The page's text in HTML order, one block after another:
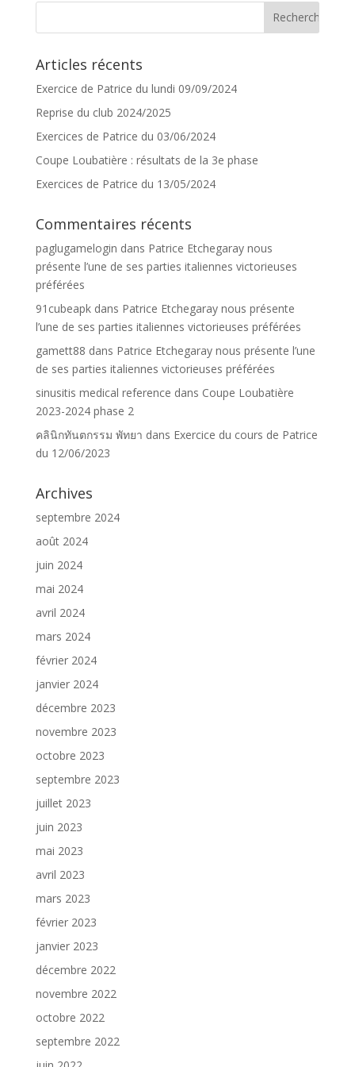
Articles récents
Exercice de Patrice du lundi 09/09/2024
Reprise du club 2024/2025
Exercices de Patrice du 03/06/2024
Coupe Loubatière : résultats de la 3e phase
Exercices de Patrice du 13/05/2024
Commentaires récents
paglugamelogin dans Patrice Etchegaray nous
présente l’une de ses parties italiennes victorieuses
préférées
91cubeapkdans Patrice Etchegaray nous présente
l’une de ses parties italiennes victorieuses préférées
gamett88 dans Patrice Etchegaray nous présente l’une
de ses parties italiennes victorieuses préférées
sinusitis medical reference dans Coupe Loubatière
2023-2024 phase 2
คลินิกทันตกรรม พัทยา dans Exercice du cours de Patrice
du 12/06/2023
Archives
septembre 2024
août 2024
juin 2024
mai 2024
avril 2024
mars 2024
février 2024
janvier 2024
décembre 2023
novembre 2023
octobre 2023
septembre 2023
juillet 2023
juin 2023
mai 2023
avril 2023
mars 2023
février 2023
janvier 2023
décembre 2022
novembre 2022
octobre 2022
septembre 2022